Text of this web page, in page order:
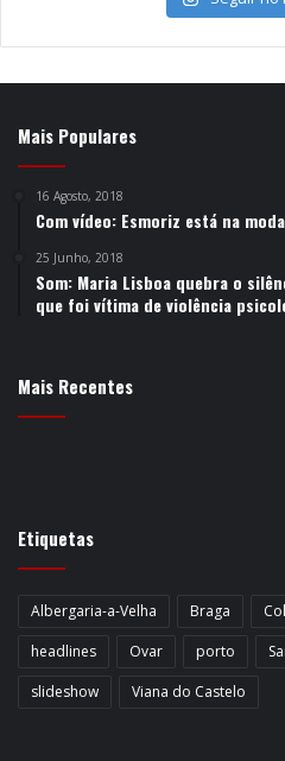
Mais Populares
16 Agosto, 2018
Com vídeo: Esmoriz está na
25 Junho, 2018
Som: Maria Lisboa quebra o
que foi vítima de violência
Mais Recentes
Etiquetas
Albergaria-a-Velha Braga
headlines
Ovar porto
slideshow
Viana do Castelo